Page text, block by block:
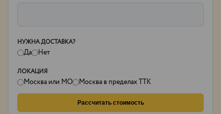
НУЖНА ДОСТАВКА?
Да Нет
ЛОКАЦИЯ
Москва или МО Москва в пределах ТТК
Рассчитать стоимость